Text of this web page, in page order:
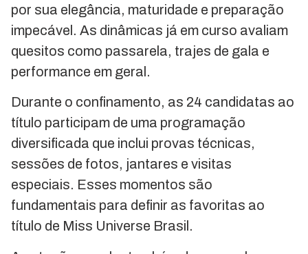
por sua elegância, maturidade e preparação
impecável. As dinâmicas já em curso avaliam
quesitos como passarela, trajes de gala e
performance em geral.
Durante o confinamento, as 24 candidatas ao
título participam de uma programação
diversificada que inclui provas técnicas,
sessões de fotos, jantares e visitas
especiais. Esses momentos são
fundamentais para definir as favoritas ao
título de Miss Universe Brasil.